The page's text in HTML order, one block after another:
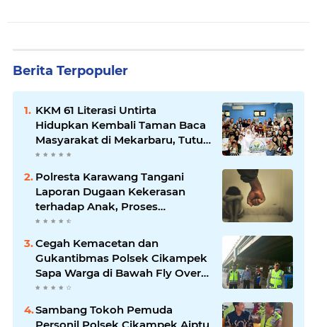
Berita Terpopuler
KKM 61 Literasi Untirta
Hidupkan Kembali Taman Baca
Masyarakat di Mekarbaru, Tutup
Program dengan Festival
Literasi
Polresta Karawang Tangani
Laporan Dugaan Kekerasan
terhadap Anak, Proses
Penyelidikan Dilakukan Satres
PPA dan PPO
Cegah Kemacetan dan
Gukantibmas Polsek Cikampek
Sapa Warga di Bawah Fly Over
Cikampek
Sambang Tokoh Pemuda